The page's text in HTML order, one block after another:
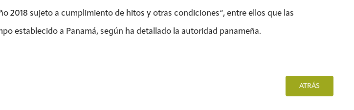
2018 sujeto a cumplimiento de hitos y otras condiciones“, entre ellos que las
establecido a Panamá, según ha detallado la autoridad panameña.
ATRÁS